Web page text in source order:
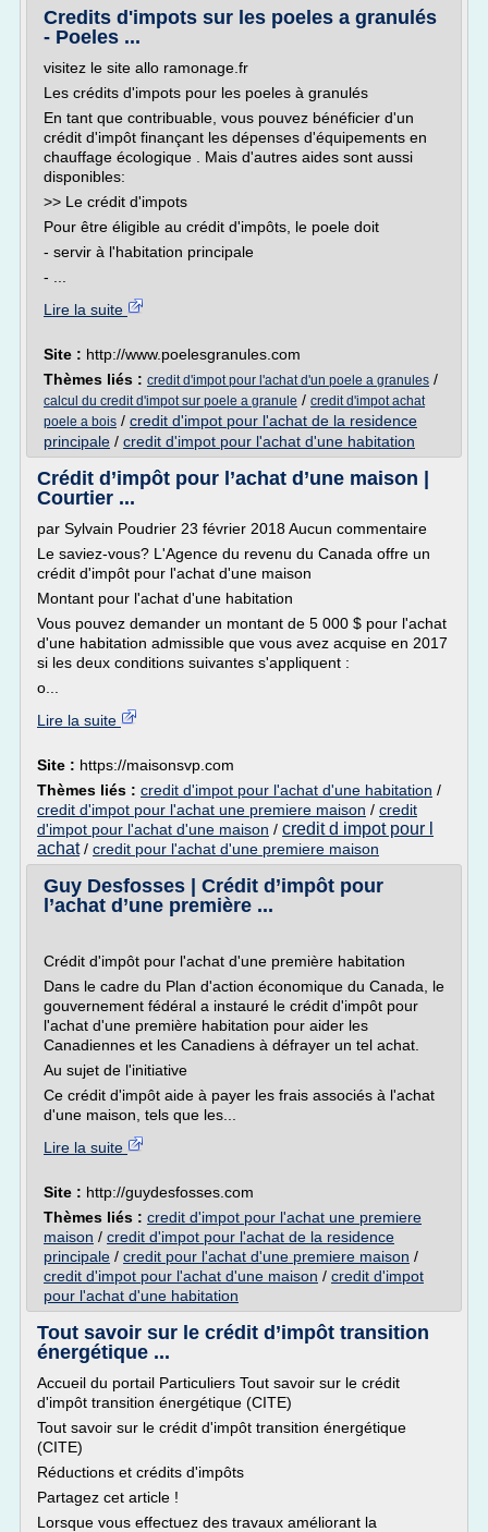
Credits d'impots sur les poeles a granulés
- Poeles ...
visitez le site allo ramonage.fr
Les crédits d'impots pour les poeles à granulés
En tant que contribuable, vous pouvez bénéficier d'un
crédit d'impôt finançant les dépenses d'équipements en
chauffage écologique . Mais d'autres aides sont aussi
disponibles:
>> Le crédit d'impots
Pour être éligible au crédit d'impôts, le poele doit
- servir à l'habitation principale
- ...
Lire la suite
Site : http://www.poelesgranules.com
Thèmes liés : credit d'impot pour l'achat d'un poele a granules /
calcul du credit d'impot sur poele a granule / credit d'impot achat
poele a bois / credit d'impot pour l'achat de la residence
principale / credit d'impot pour l'achat d'une habitation
Crédit d’impôt pour l’achat d’une maison |
Courtier ...
par Sylvain Poudrier 23 février 2018 Aucun commentaire
Le saviez-vous? L'Agence du revenu du Canada offre un
crédit d'impôt pour l'achat d'une maison
Montant pour l'achat d'une habitation
Vous pouvez demander un montant de 5 000 $ pour l'achat
d'une habitation admissible que vous avez acquise en 2017
si les deux conditions suivantes s'appliquent :
o...
Lire la suite
Site : https://maisonsvp.com
Thèmes liés : credit d'impot pour l'achat d'une habitation /
credit d'impot pour l'achat une premiere maison / credit
d'impot pour l'achat d'une maison / credit d impot pour l
achat/ credit pour l'achat d'une premiere maison
Guy Desfosses | Crédit d’impôt pour
l’achat d’une première ...
Crédit d'impôt pour l'achat d'une première habitation
Dans le cadre du Plan d'action économique du Canada, le
gouvernement fédéral a instauré le crédit d'impôt pour
l'achat d'une première habitation pour aider les
Canadiennes et les Canadiens à défrayer un tel achat.
Au sujet de l'initiative
Ce crédit d'impôt aide à payer les frais associés à l'achat
d'une maison, tels que les...
Lire la suite
Site : http://guydesfosses.com
Thèmes liés : credit d'impot pour l'achat une premiere
maison / credit d'impot pour l'achat de la residence
principale / credit pour l'achat d'une premiere maison /
credit d'impot pour l'achat d'une maison / credit d'impot
pour l'achat d'une habitation
Tout savoir sur le crédit d’impôt transition
énergétique ...
Accueil du portail Particuliers Tout savoir sur le crédit
d'impôt transition énergétique (CITE)
Tout savoir sur le crédit d'impôt transition énergétique
(CITE)
Réductions et crédits d'impôts
Partagez cet article !
Lorsque vous effectuez des travaux améliorant la